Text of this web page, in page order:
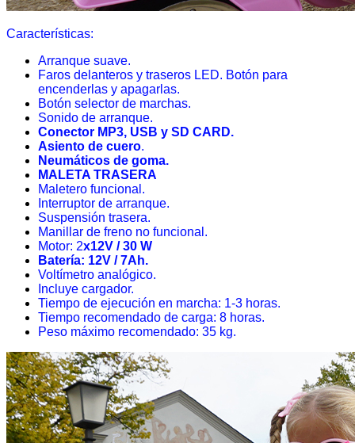
Características:
Arranque suave.
Faros delanteros y traseros LED. Botón para
encenderlas y apagarlas.
Botón selector de marchas.
Sonido de arranque.
Conector MP3, USB y SD CARD.
Asiento de cuero.
Neumáticos de goma.
MALETA TRASERA
Maletero funcional.
Interruptor de arranque.
Suspensión trasera.
Manillar de freno no funcional.
Motor: 2x12V / 30 W
Batería: 12V / 7Ah.
Voltímetro analógico.
Incluye cargador.
Tiempo de ejecución en marcha: 1-3 horas.
Tiempo recomendado de carga: 8 horas.
Peso máximo recomendado: 35 kg.